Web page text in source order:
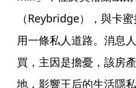
（Reybridge），與卡
用一條私人道路。消息
買，主因是擔憂，該房
地，影響王后的生活隱私